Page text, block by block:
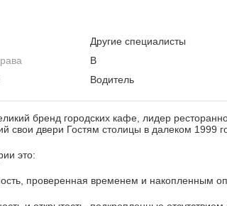
Другие специалисты
B
Водитель
бренд городских кафе, лидер
свои двери Гостям столицы в далеком 1999
это:
проверенная временем и накопленным